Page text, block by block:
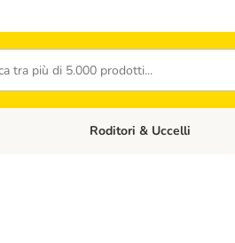
Categoria: CaniApri Menù Categoria: Diete
Roditori & Uccelli